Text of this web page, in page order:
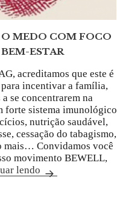
MEDO COM FOCO
ESTAR
acreditamos que este é
incentivar a família,
se concentrarem na
forte sistema imunológico
nutrição saudável,
cessação do tabagismo,
mais… Convidamos você
movimento BEWELL,
lendo